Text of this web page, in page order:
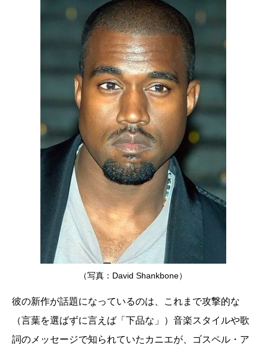
（写真：David Shankbone）
彼の新作が話題になっているのは、これまで攻撃的な
（言葉を選ばずに言えば「下品な」）音楽スタイルや歌
詞のメッセージで知られていたカニエが、ゴスペル・ア